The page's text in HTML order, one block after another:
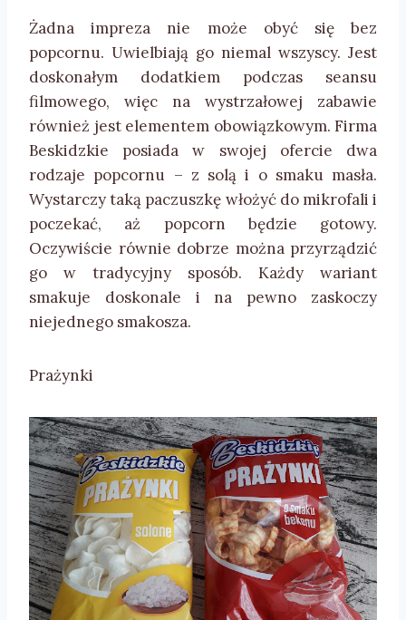
Żadna impreza nie może obyć się bez
popcornu. Uwielbiają go niemal wszyscy. Jest
doskonałym dodatkiem podczas seansu
filmowego, więc na wystrzałowej zabawie
również jest elementem obowiązkowym. Firma
Beskidzkie posiada w swojej ofercie dwa
rodzaje popcornu – z solą i o smaku masła.
Wystarczy taką paczuszkę włożyć do mikrofali i
poczekać, aż popcorn będzie gotowy.
Oczywiście równie dobrze można przyrządzić
go w tradycyjny sposób. Każdy wariant
smakuje doskonale i na pewno zaskoczy
niejednego smakosza.
Prażynki